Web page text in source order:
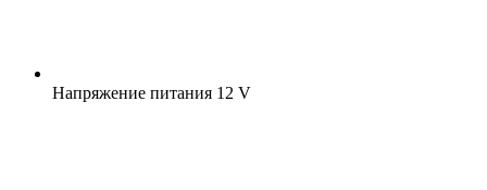
Напряжение питания 12 V